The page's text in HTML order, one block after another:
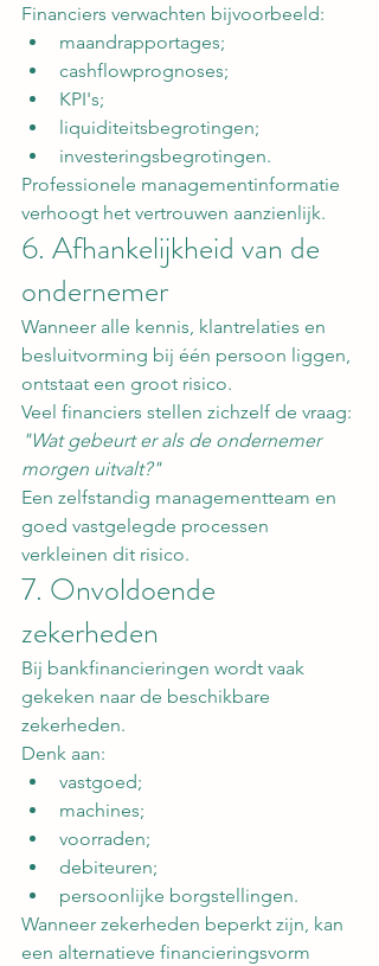
Financiers verwachten bijvoorbeeld:
maandrapportages;
cashflowprognoses;
KPI's;
liquiditeitsbegrotingen;
investeringsbegrotingen.
Professionele managementinformatie
verhoogt het vertrouwen aanzienlijk.
6. Afhankelijkheid van de
ondernemer
Wanneer alle kennis, klantrelaties en
besluitvorming bij één persoon liggen,
ontstaat een groot risico.
Veel financiers stellen zichzelf de vraag:
"Wat gebeurt er als de ondernemer
morgen uitvalt?"
Een zelfstandig managementteam en
goed vastgelegde processen
verkleinen dit risico.
7. Onvoldoende
zekerheden
Bij bankfinancieringen wordt vaak
gekeken naar de beschikbare
zekerheden.
Denk aan:
vastgoed;
machines;
voorraden;
debiteuren;
persoonlijke borgstellingen.
Wanneer zekerheden beperkt zijn, kan
een alternatieve financieringsvorm